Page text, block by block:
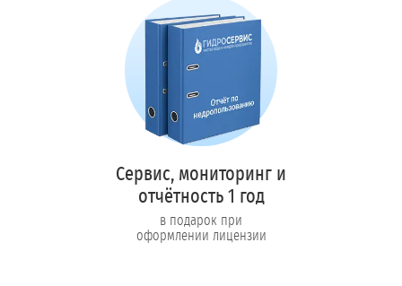
Сервис, мониторинг и
отчётность 1 год
в подарок при
оформлении лицензии